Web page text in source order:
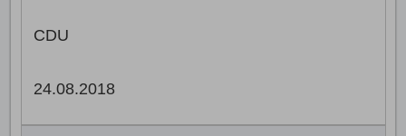
CDU
24.08.2018